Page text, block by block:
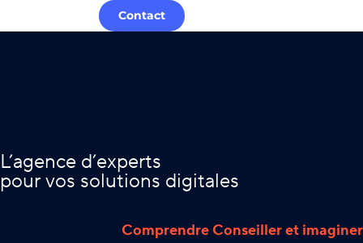
Contact
L’agence d’experts
pour vos solutions digitales
Comprendre Conseiller et imaginer